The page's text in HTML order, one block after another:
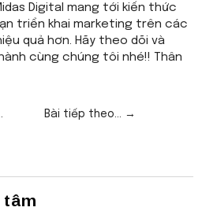
Digital mang tới kiến thức
triển khai marketing trên các
quả hơn. Hãy theo dõi và
cùng chúng tôi nhé!! Thân
Bài tiếp theo... →
tâm